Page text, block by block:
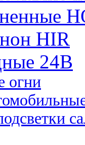
HIR
24B
огни